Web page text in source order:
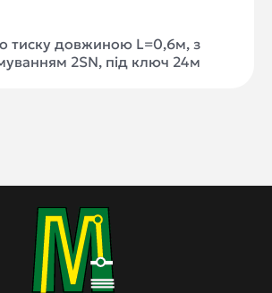
тиску довжиною L=0,6м, з
2SN, під ключ 24м